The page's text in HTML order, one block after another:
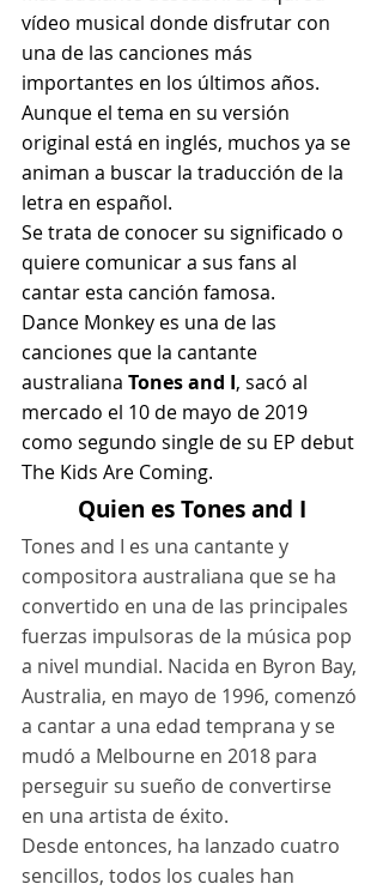
vídeo musical donde disfrutar con
una de las canciones más
importantes en los últimos años.
Aunque el tema en su versión
original está en inglés, muchos ya se
animan a buscar la traducción de la
letra en español.
Se trata de conocer su significado o
quiere comunicar a sus fans al
cantar esta canción famosa.
Dance Monkey es una de las
canciones que la cantante
australiana Tones and I, sacó al
mercado el 10 de mayo de 2019
como segundo single de su EP debut
The Kids Are Coming.
Quien es Tones and I
Tones and I es una cantante y
compositora australiana que se ha
convertido en una de las principales
fuerzas impulsoras de la música pop
a nivel mundial. Nacida en Byron Bay,
Australia, en mayo de 1996, comenzó
a cantar a una edad temprana y se
mudó a Melbourne en 2018 para
perseguir su sueño de convertirse
en una artista de éxito.
Desde entonces, ha lanzado cuatro
sencillos, todos los cuales han